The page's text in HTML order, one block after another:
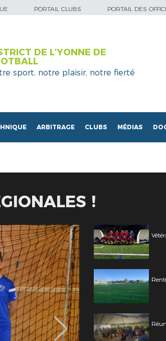
PORTAIL CLUBS PORTAIL DES
DE L'YONNE DE
sport, notre plaisir, notre fierté
ARBITRAGE CLUBS MÉDIAS
!